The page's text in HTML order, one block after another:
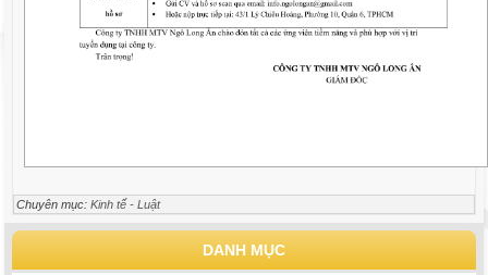
Chuyên mục:Kinh tế - Luật
DANH MỤC